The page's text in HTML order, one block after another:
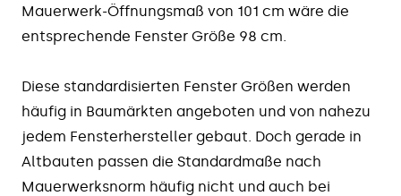
Mauerwerk-Öffnungsmaß von 101 cm wäre die
entsprechende Fenster Größe 98 cm.
Diese standardisierten Fenster Größen werden
häufig in Baumärkten angeboten und von nahezu
jedem Fensterhersteller gebaut. Doch gerade in
Altbauten passen die Standardmaße nach
Mauerwerksnorm häufig nicht und auch bei